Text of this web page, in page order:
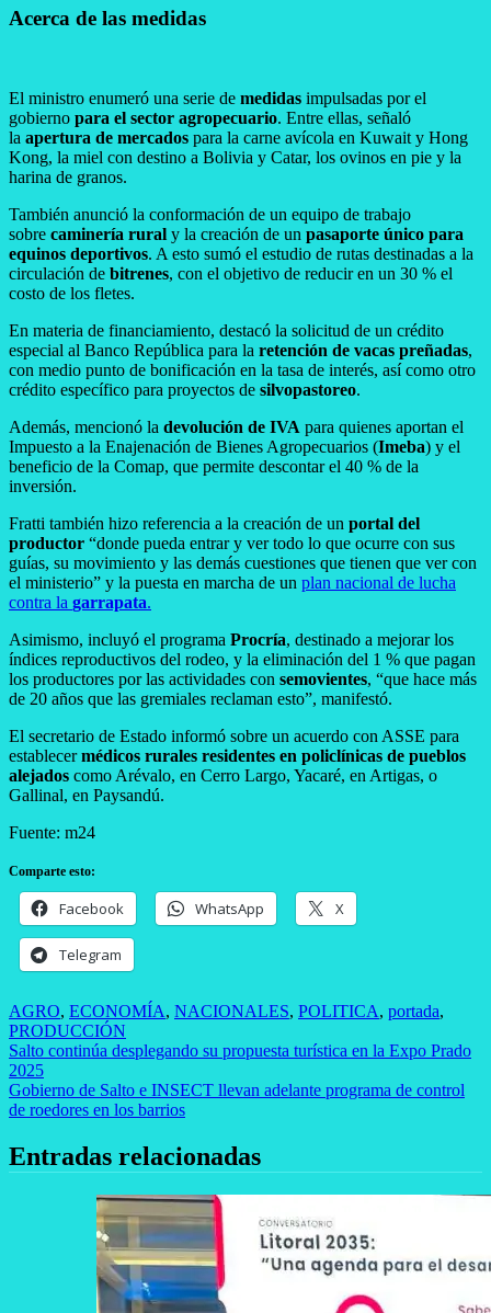
Acerca de las medidas
El ministro enumeró una serie de medidas impulsadas por el
gobierno para el sector agropecuario. Entre ellas, señaló
la apertura de mercados para la carne avícola en Kuwait y Hong
Kong, la miel con destino a Bolivia y Catar, los ovinos en pie y la
harina de granos.
También anunció la conformación de un equipo de trabajo
sobre caminería rural y la creación de un pasaporte único para
equinos deportivos. A esto sumó el estudio de rutas destinadas a la
circulación de bitrenes, con el objetivo de reducir en un 30 % el
costo de los fletes.
En materia de financiamiento, destacó la solicitud de un crédito
especial al Banco República para la retención de vacas preñadas,
con medio punto de bonificación en la tasa de interés, así como otro
crédito específico para proyectos de silvopastoreo.
Además, mencionó la devolución de IVA para quienes aportan el
Impuesto a la Enajenación de Bienes Agropecuarios (Imeba) y el
beneficio de la Comap, que permite descontar el 40 % de la
inversión.
Fratti también hizo referencia a la creación de un portal del
productor “donde pueda entrar y ver todo lo que ocurre con sus
guías, su movimiento y las demás cuestiones que tienen que ver con
el ministerio” y la puesta en marcha de un plan nacional de lucha
contra la garrapata.
Asimismo, incluyó el programa Procría, destinado a mejorar los
índices reproductivos del rodeo, y la eliminación del 1 % que pagan
los productores por las actividades con semovientes, “que hace más
de 20 años que las gremiales reclaman esto”, manifestó.
El secretario de Estado informó sobre un acuerdo con ASSE para
establecermédicos rurales residentes en policlínicas de pueblos
alejados como Arévalo, en Cerro Largo, Yacaré, en Artigas, o
Gallinal, en Paysandú.
Fuente: m24
Comparte esto:
Facebook WhatsApp X
Telegram
AGRO, ECONOMÍA, NACIONALES, POLITICA, portada,
PRODUCCIÓN
Navegación
de
entradas
Salto continúa desplegando su propuesta turística en la Expo Prado
2025
Gobierno de Salto e INSECT llevan adelante programa de control
de roedores en los barrios
Entradas relacionadas